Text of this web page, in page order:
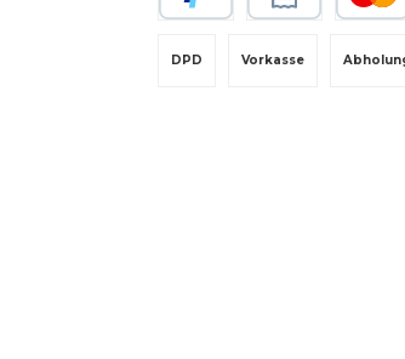
Vorkasse
DPD